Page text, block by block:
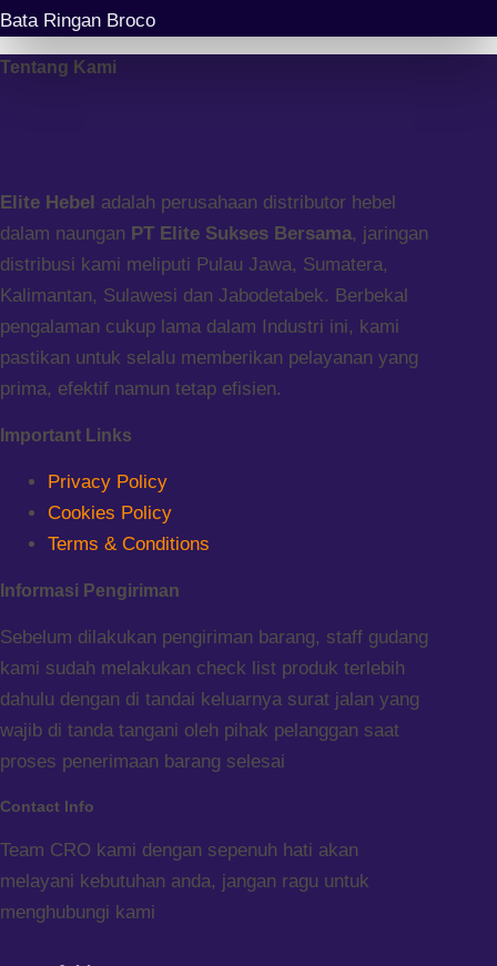
Bata Ringan Broco
Tentang Kami
Elite Hebel adalah perusahaan distributor hebel
dalam naungan PT Elite Sukses Bersama, jaringan
distribusi kami meliputi Pulau Jawa, Sumatera,
Kalimantan, Sulawesi dan Jabodetabek. Berbekal
pengalaman cukup lama dalam Industri ini, kami
pastikan untuk selalu memberikan pelayanan yang
prima, efektif namun tetap efisien.
Important Links
Privacy Policy
Cookies Policy
Terms & Conditions
Informasi Pengiriman
Sebelum dilakukan pengiriman barang, staff gudang
kami sudah melakukan check list produk terlebih
dahulu dengan di tandai keluarnya surat jalan yang
wajib di tanda tangani oleh pihak pelanggan saat
proses penerimaan barang selesai
Contact Info
Team CRO kami dengan sepenuh hati akan
melayani kebutuhan anda, jangan ragu untuk
menghubungi kami